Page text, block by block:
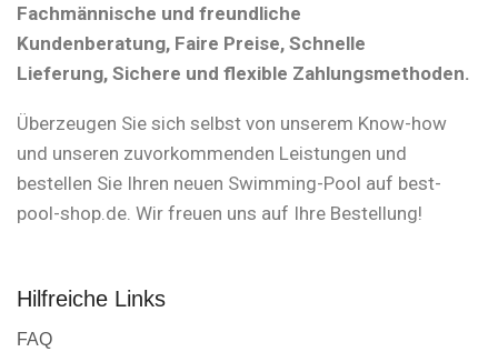
Fachmännische und freundliche
Kundenberatung, Faire Preise, Schnelle
Lieferung, Sichere und flexible Zahlungsmethoden.
Überzeugen Sie sich selbst von unserem Know-how
und unseren zuvorkommenden Leistungen und
bestellen Sie Ihren neuen Swimming-Pool auf best-
pool-shop.de. Wir freuen uns auf Ihre Bestellung!
Hilfreiche Links
FAQ